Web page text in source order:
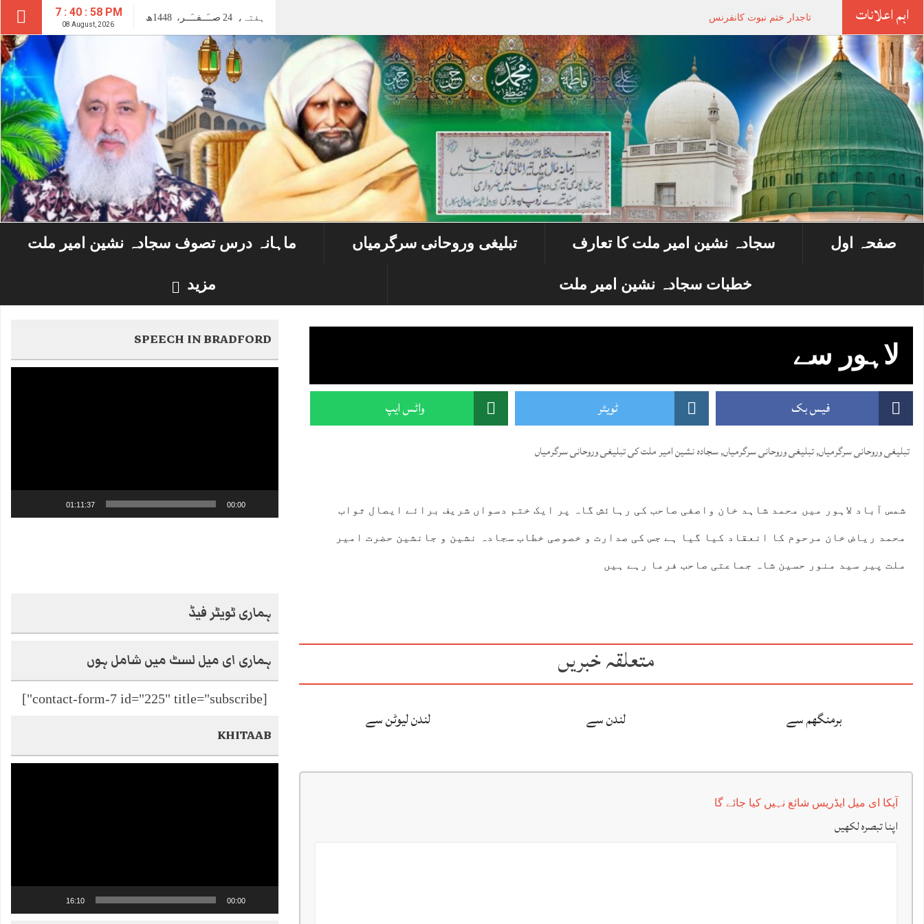
7 : 40 : 59 PM
08 August, 2026
ہفتہ، 24 صــَــفــَــر، 1448ھ اہم اعلانات تاجدار ختم نبوت کانفرنس
صفحہ اول سجادہ نشین امیر ملت کا تعارف تبلیغی وروحانی سرگرمیاں ماہانہ درس تصوف سجادہ نشین امیر ملت
خطبات سجادہ نشین امیر ملت مزید
لاہور سے
فیس بک ٹویٹر واٹس ایپ
تبلیغی وروحانی سرگرمیاں,تبلیغی وروحانی سرگرمیاں,سجادہ نشین امیر ملت کی تبلیغی وروحانی سرگرمیاں
شمس آباد لاہور میں محمد شاہد خان واصفی صاحب کی رہائش گاہ پر ایک ختم دسواں شریف برائے ایصال ثواب
محمد ریاض خان مرحوم کا انعقاد کیا گیا ہے جس کی صدارت و خصوصی خطاب سجادہ نشین و جانشین حضرت امیر
ملت پیر سید منور حسین شاہ جماعتی صاحب فرما رہے ہیں
متعلقہ خبریں
برمنگھم سے لندن سے لندن لیوٹن سے
آپکا ای میل ایڈریس شائع نہیں کیا جائے گا
اپنا تبصرہ لکھیں
SPEECH IN BRADFORD
00:00
01:11:37
ہماری ٹویٹر فیڈ
ہماری ای میل لسٹ میں شامل ہوں
[contact-form-7 id="225" title="subscribe"]
KHITAAB
00:00
16:10